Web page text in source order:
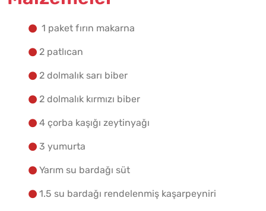
1 paket fırın makarna
2 patlıcan
2 dolmalık sarı biber
2 dolmalık kırmızı biber
4 çorba kaşığı zeytinyağı
3 yumurta
Yarım su bardağı süt
1.5 su bardağı rendelenmiş kaşarpeyniri